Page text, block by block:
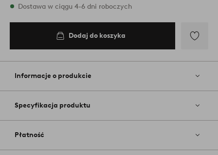
W magazynie
Dostawa w ciągu 4-6 dni roboczych
Dodaj do koszyka
do
Informacje o produkcie
Specyfikacja produktu
Płatność